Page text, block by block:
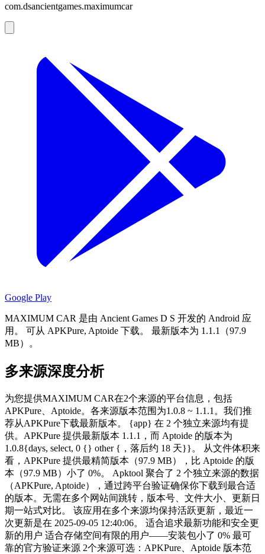
com.dsancientgames.maximumcar
Google Play
MAXIMUM CAR 是由 Ancient Games D S 开发的 Android 应
用。
可从 APKPure, Aptoide 下载。
最新版本为 1.1.1（97.9
MB）。
多来源深度分析
为您提供MAXIMUM CAR在2个来源的平台信息，包括
APKPure、Aptoide。各来源版本范围为1.0.8 ~ 1.1.1。我们推
荐从APKPure下载最新版本。 {app} 在 2 个独立来源均有提
供。APKPure 提供最新版本 1.1.1，而 Aptoide 的版本为
1.0.8{days, select, 0 {} other {，落后约 18 天}}。 从文件体积来
看，APKPure 提供最精简版本（97.9 MB），比 Aptoide 的版
本（97.9 MB）小了 0%。 Apktool 聚合了 2 个独立来源的数据
（APKPure, Aptoide），通过跨平台验证确保你下载到最合适
的版本。无需在多个网站间跳转，版本号、文件大小、更新日
期一站式对比。 该应用在多个来源均保持活跃更新，最近一
次更新是在 2025-09-05 12:40:06。 适合追求最新功能和安全更
新的用户 适合存储空间有限的用户——安装包小了 0% 最可
靠的官方验证来源 2个来源可选：APKPure、Aptoide 版本范